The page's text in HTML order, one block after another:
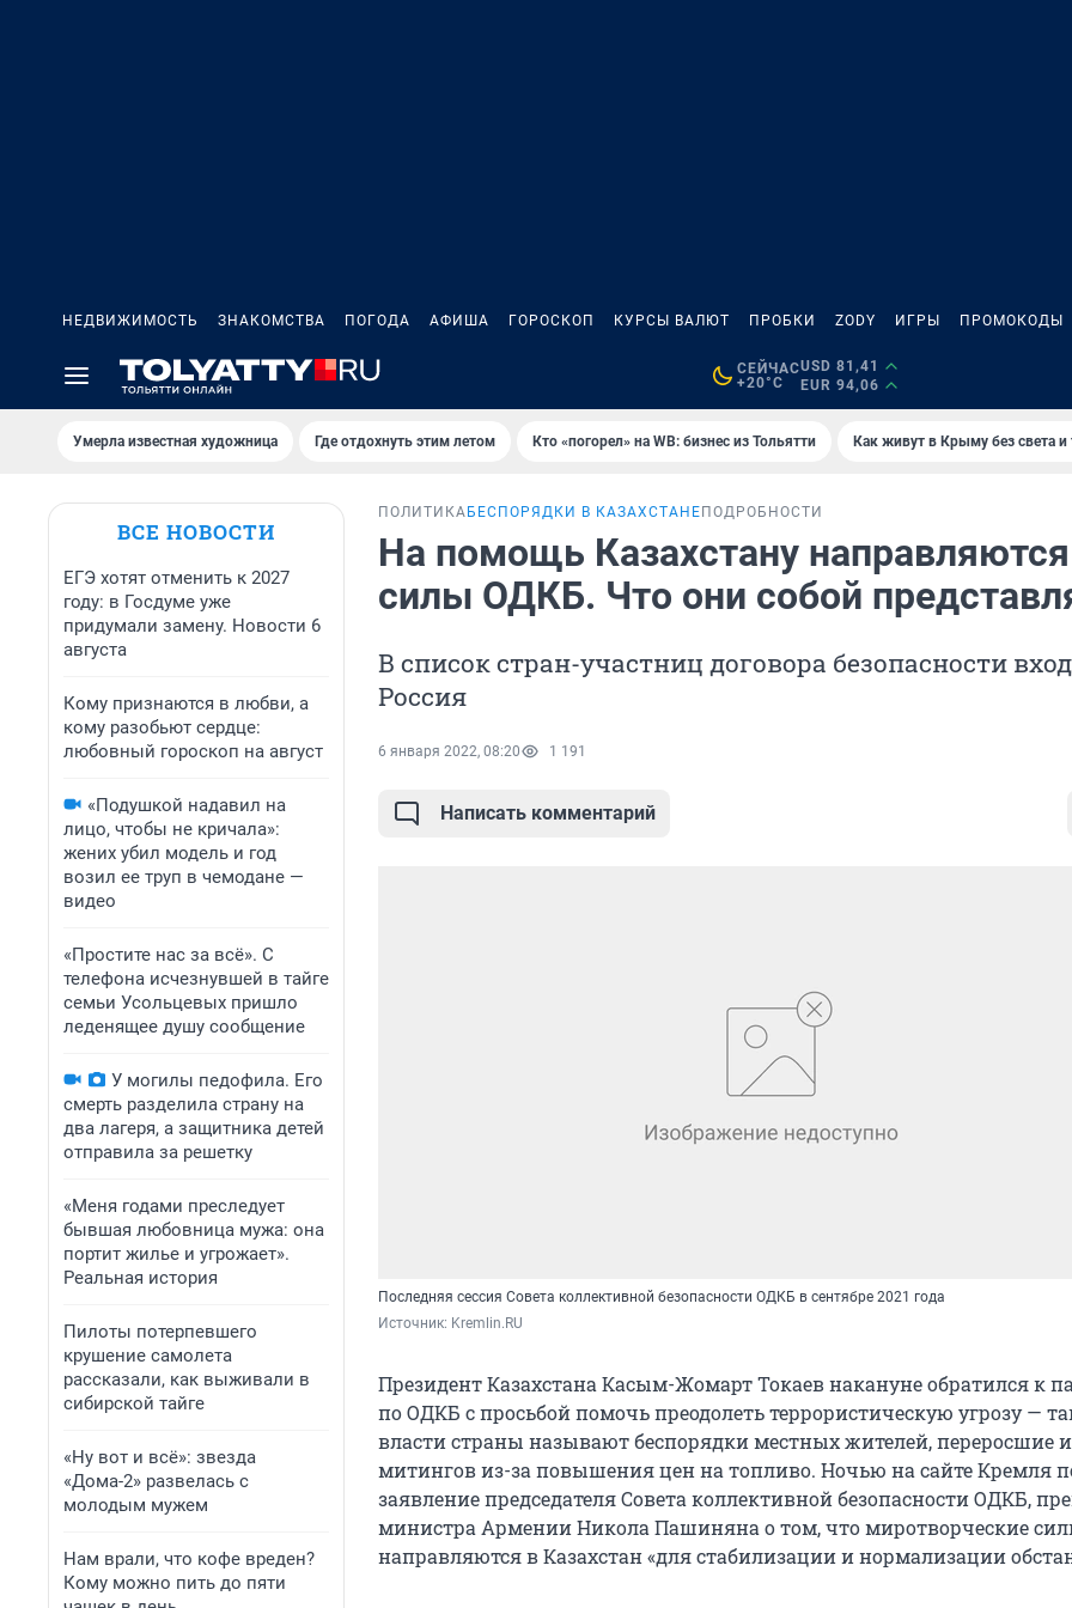
НЕДВИЖИМОСТЬ ЗНАКОМСТВА ПОГОДА АФИША ГОРОСКОП КУРСЫ ВАЛЮТ ПРОБКИ ZODY ИГРЫ ПРОМОКОДЫ
СЕЙЧАС
+20°C
USD 81,41
EUR 94,06
Умерла известная художница Где отдохнуть этим летом Кто «погорел» на WB: бизнес из Тольятти Как живут в Крыму без света и
ВСЕ НОВОСТИ
ЕГЭ хотят отменить к 2027
году: в Госдуме уже
придумали замену. Новости 6
августа
Кому признаются в любви, а
кому разобьют сердце:
любовный гороскоп на август
«Подушкой надавил на
лицо, чтобы не кричала»:
жених убил модель и год
возил ее труп в чемодане —
видео
«Простите нас за всё». С
телефона исчезнувшей в тайге
семьи Усольцевых пришло
леденящее душу сообщение
У могилы педофила. Его
смерть разделила страну на
два лагеря, а защитника детей
отправила за решетку
«Меня годами преследует
бывшая любовница мужа: она
портит жилье и угрожает».
Реальная история
Пилоты потерпевшего
крушение самолета
рассказали, как выживали в
сибирской тайге
«Ну вот и всё»: звезда
«Дома-2» развелась с
молодым мужем
Нам врали, что кофе вреден?
Кому можно пить до пяти
ПОЛИТИКА БЕСПОРЯДКИ В КАЗАХСТАНЕ ПОДРОБНОСТИ
На помощь Казахстану направляются
силы ОДКБ. Что они собой
В список стран-участниц договора безопасности
Россия
6 января 2022, 08:20 1 191
Написать комментарий
Последняя сессия Совета коллективной безопасности ОДКБ в сентябре 2021 года
Источник: Kremlin.RU
Президент Казахстана Касым-Жомарт Токаев накануне обратился к
по ОДКБ c просьбой помочь преодолеть террористическую угрозу —
власти страны называют беспорядки местных жителей, переросшие
митингов из-за повышения цен на топливо. Ночью на сайте Кремля
заявление председателя Совета коллективной безопасности ОДКБ,
министра Армении Никола Пашиняна о том, что миротворческие
направляются в Казахстан «для стабилизации и нормализации